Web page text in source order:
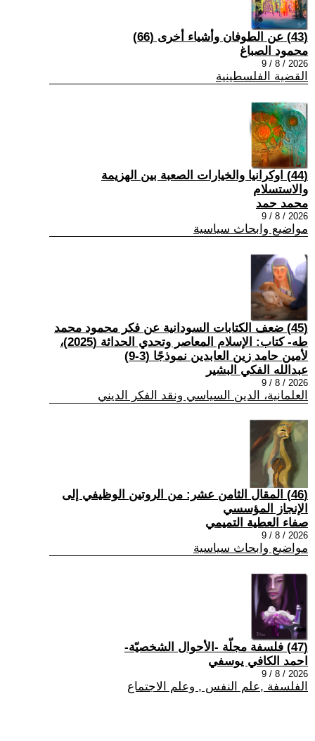
(43) عن الطوفان وأشياء أخرى (66)
محمود الصباغ
2026 / 8 / 9
القضية الفلسطينية
(44) اوكرانيا والخيارات الصعبة بين الهزيمة
والاستسلام
محمد حمد
2026 / 8 / 9
مواضيع وابحاث سياسية
(45) ضعف الكتابات السودانية عن فكر محمود محمد
طه- كتاب: الإسلام المعاصر وتحدي الحداثة (2025)،
لأمين حامد زين العابدين نموذجًا (3-9)
عبدالله الفكي البشير
2026 / 8 / 9
العلمانية، الدين السياسي ونقد الفكر الديني
(46) المقال الثامن عشر: من الروتين الوظيفي إلى
الإنجاز المؤسسي
صفاء العطية التميمي
2026 / 8 / 9
مواضيع وابحاث سياسية
(47) فلسفة مجلّة -الأحوال الشخصيّة-
احمد الكافي يوسفي
2026 / 8 / 9
الفلسفة ,علم النفس , وعلم الاجتماع